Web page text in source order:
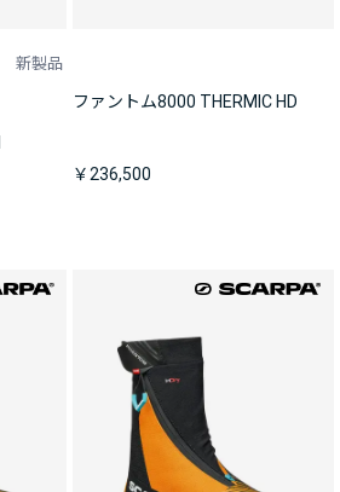
新製品
ファントム8000 THERMIC HD
￥236,500